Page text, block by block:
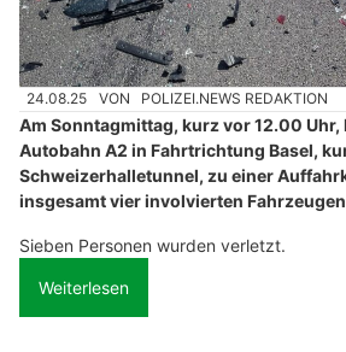
24.08.25 VON POLIZEI.NEWS REDAKTION
Am Sonntagmittag, kurz vor 12.00 Uhr,
Autobahn A2 in Fahrtrichtung Basel,
Schweizerhalletunnel, zu einer
insgesamt vier involvierten
Sieben Personen wurden verletzt.
Weiterlesen